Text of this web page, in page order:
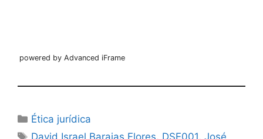
powered by Advanced iFrame
Categorías
Ética jurídica
Etiquetas
David Israel Barajas Flores, DSE001,José